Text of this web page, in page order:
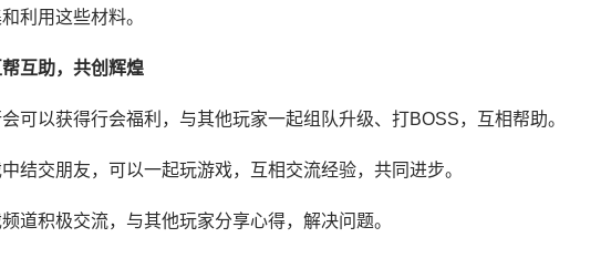
利用这些材料。
互助，共创辉煌
可以获得行会福利，与其他玩家一起组队升级、打BOSS，互相帮助。
结交朋友，可以一起玩游戏，互相交流经验，共同进步。
道积极交流，与其他玩家分享心得，解决问题。